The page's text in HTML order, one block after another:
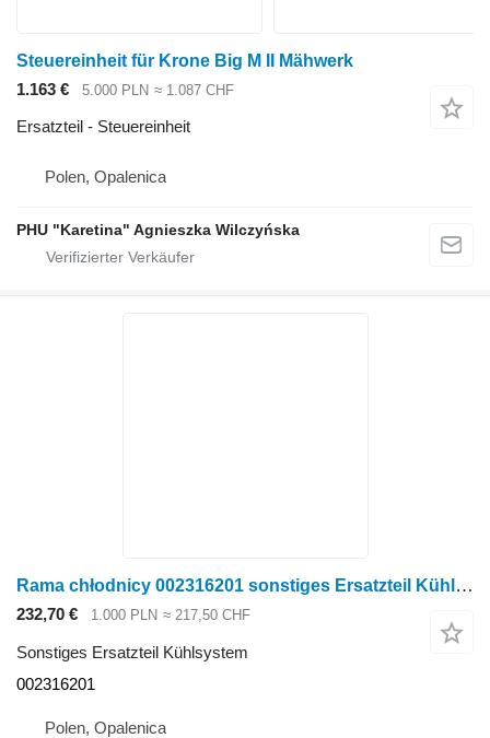
Steuereinheit für Krone Big M II Mähwerk
1.163 €
5.000 PLN ≈ 1.087 CHF
Ersatzteil - Steuereinheit
Polen, Opalenica
PHU "Karetina" Agnieszka Wilczyńska
Rama chłodnicy 002316201 sonstiges Ersatzteil Kühlsystem für Krone Big M II Mähwerk
232,70 € 1.000 PLN ≈ 217,50 CHF
Sonstiges Ersatzteil Kühlsystem
002316201
Polen, Opalenica